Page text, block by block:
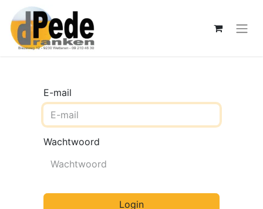
E-mail
Wachtwoord
Login